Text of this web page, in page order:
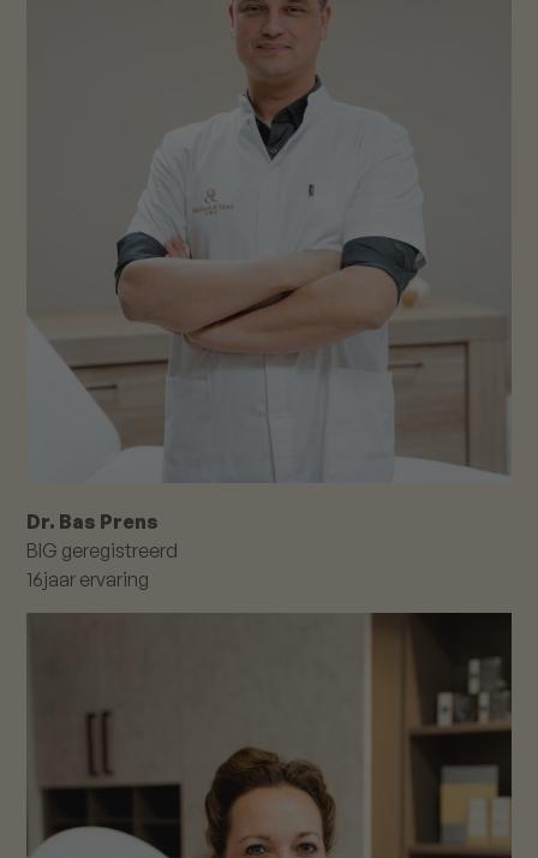
Dr. Bas Prens
BIG geregistreerd
16jaar ervaring